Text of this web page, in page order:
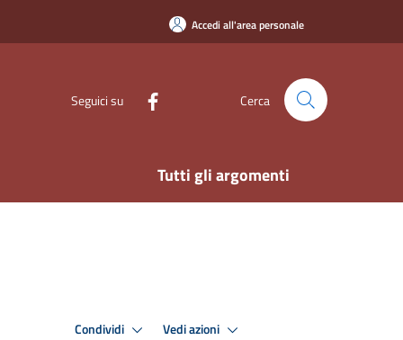
Accedi all'area personale
Seguici su Cerca
Tutti gli argomenti
Condividi Vedi azioni